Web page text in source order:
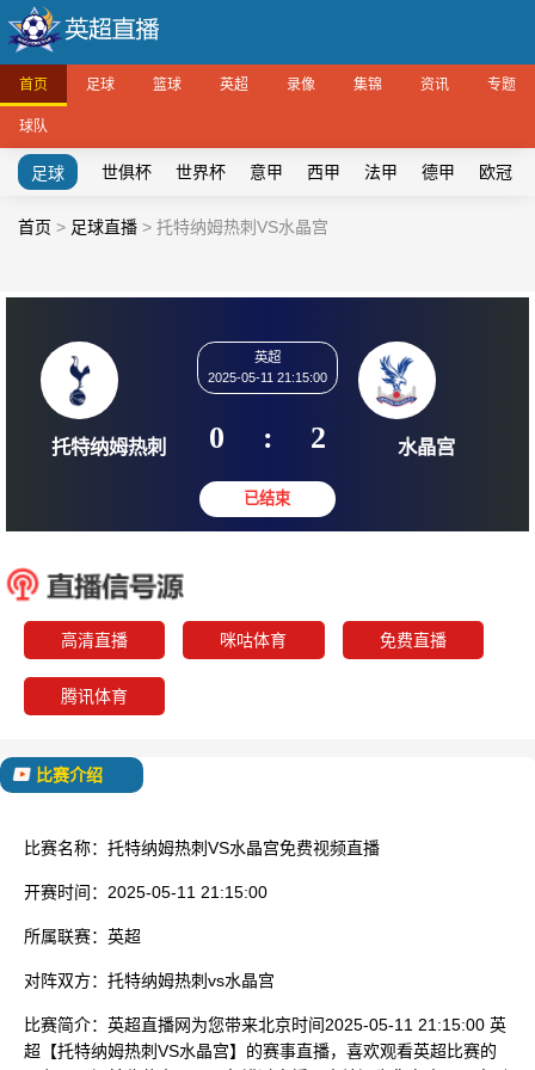
首页 足球 篮球 英超 录像 集锦 资讯 专题
球队
足球 世俱杯 世界杯 意甲 西甲 法甲 德甲 欧冠
首页 > 足球直播 > 托特纳姆热刺VS水晶宫
英超
2025-05-11 21:15:00
0 : 2
高清直播 咪咕体育 免费直播
腾讯体育
比赛介绍
比赛名称： 托特纳姆热刺VS水晶宫免费视频直播
开赛时间： 2025-05-11 21:15:00
所属联赛： 英超
对阵双方： 托特纳姆热刺vs水晶宫
比赛简介： 英超直播网为您带来北京时间2025-05-11 21:15:00 英
超【托特纳姆热刺VS水晶宫】的赛事直播，喜欢观看英超比赛的